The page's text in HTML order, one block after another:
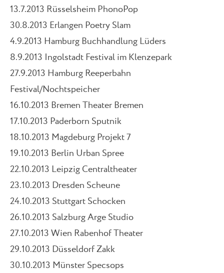
13.7.2013 Rüsselsheim PhonoPop
30.8.2013 Erlangen Poetry Slam
4.9.2013 Hamburg Buchhandlung Lüders
8.9.2013 Ingolstadt Festival im Klenzepark
27.9.2013 Hamburg Reeperbahn
Festival/Nochtspeicher
16.10.2013 Bremen Theater Bremen
17.10.2013 Paderborn Sputnik
18.10.2013 Magdeburg Projekt 7
19.10.2013 Berlin Urban Spree
22.10.2013 Leipzig Centraltheater
23.10.2013 Dresden Scheune
24.10.2013 Stuttgart Schocken
26.10.2013 Salzburg Arge Studio
27.10.2013 Wien Rabenhof Theater
29.10.2013 Düsseldorf Zakk
30.10.2013 Münster Specsops